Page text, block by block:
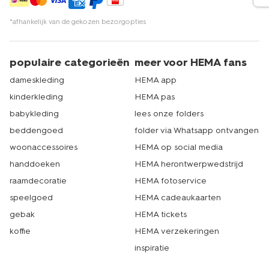
*afhankelijk van de gekozen bezorgopties
populaire categorieën
dameskleding
kinderkleding
babykleding
beddengoed
woonaccessoires
handdoeken
raamdecoratie
speelgoed
gebak
koffie
meer voor HEMA fans
HEMA app
HEMA pas
lees onze folders
folder via Whatsapp ontvangen
HEMA op social media
HEMA herontwerpwedstrijd
HEMA fotoservice
HEMA cadeaukaarten
HEMA tickets
HEMA verzekeringen
inspiratie